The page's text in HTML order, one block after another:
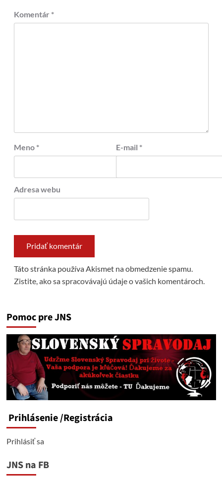
Komentár *
Meno * E-mail *
Adresa webu
Táto stránka používa Akismet na obmedzenie spamu.
Zistite, ako sa spracovávajú údaje o vašich komentároch.
Pomoc pre JNS
Prihlásenie/Registrácia
Prihlásiť sa
JNS na FB